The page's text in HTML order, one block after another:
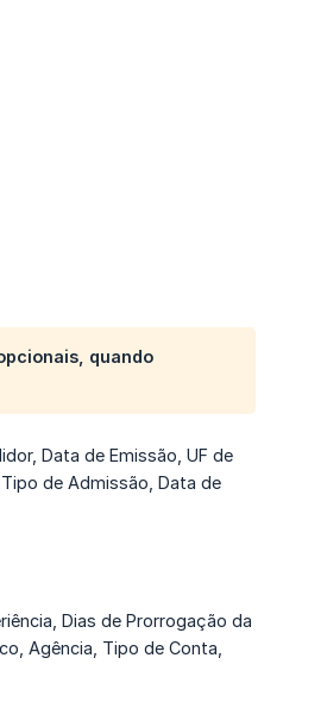
quando
Data de Emissão, UF de
de Admissão, Data de
Dias de Prorrogação da
Agência, Tipo de Conta,